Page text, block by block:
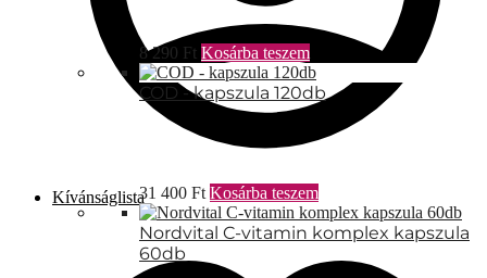
Kívánságlista
8 290 Ft Kosárba teszem
COD - kapszula 120db
31 400 Ft Kosárba teszem
Nordvital C-vitamin komplex kapszula
60db